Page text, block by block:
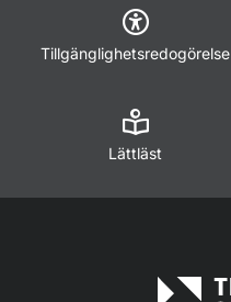
Tillgänglighetsredogörelse
Lättläst